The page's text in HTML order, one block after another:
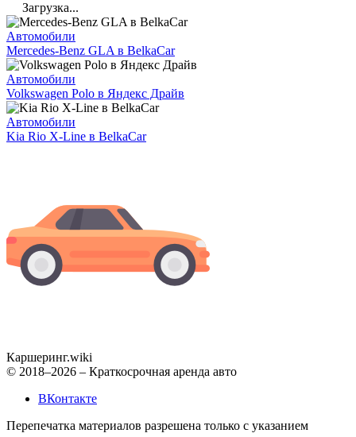
Загрузка...
Автомобили
Mercedes-Benz GLA в BelkaCar
Автомобили
Volkswagen Polo в Яндекс Драйв
Автомобили
Kia Rio X-Line в BelkaCar
Каршеринг.wiki
© 2018–2026 – Краткосрочная аренда авто
ВКонтакте
Перепечатка материалов разрешена только с указанием